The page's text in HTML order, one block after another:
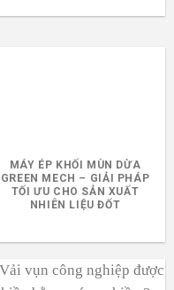
MÁY ÉP KHỐI MÙN DỪA
GREEN MECH – GIẢI PHÁP
TỐI ƯU CHO SẢN XUẤT
NHIÊN LIỆU ĐỐT